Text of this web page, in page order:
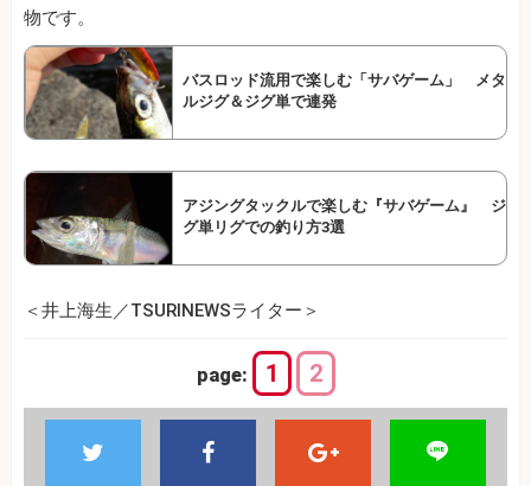
物です。
バスロッド流用で楽しむ「サバゲーム」 メタ
ルジグ＆ジグ単で連発
アジングタックルで楽しむ『サバゲーム』 ジ
グ単リグでの釣り方3選
＜井上海生／TSURINEWSライター＞
page: 1 2